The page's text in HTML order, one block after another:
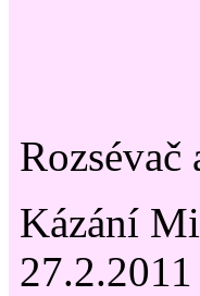
Rozsévač
Kázání
27.2.2011